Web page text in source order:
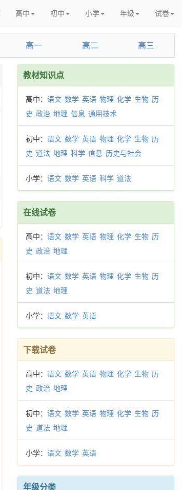
高中 初中 小学 年级 试卷
高一 高二 高三
教材知识点
高中： 语文 数学 英语 物理 化学 生物 历
史 政治 地理 信息 通用技术
初中： 语文 数学 英语 物理 化学 生物 历
史 道法 地理 科学 信息 历史与社会
小学： 语文 数学 英语 科学 道法
在线试卷
高中： 语文 数学 英语 物理 化学 生物 历
史 政治 地理
初中： 语文 数学 英语 物理 化学 生物 历
史 道法 地理
小学： 语文 数学 英语
下载试卷
高中： 语文 数学 英语 物理 化学 生物 历
史 政治 地理
初中： 语文 数学 英语 物理 化学 生物 历
史 道法 地理
小学： 语文 数学 英语
年级分类